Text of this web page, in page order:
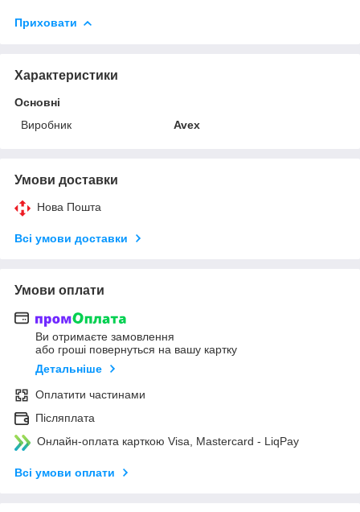
Приховати
Характеристики
Основні
Виробник
Avex
Умови доставки
Нова Пошта
Всі умови доставки
Умови оплати
Ви отримаєте замовлення
або гроші повернуться на вашу картку
Детальніше
Оплатити частинами
Післяплата
Онлайн-оплата карткою Visa, Mastercard - LiqPay
Всі умови оплати